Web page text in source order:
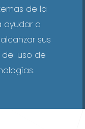
de la
ayudar a
sus
uso de